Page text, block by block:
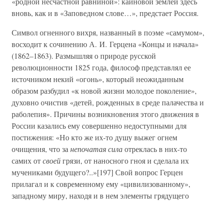
вновь, как и в «Заповедном слове…», предстает Россия.
Символ огненного вихря, названный в поэме «самумом»,
восходит к сочинению А. И. Герцена «Концы и начала»
(1862–1863). Размышляя о природе русской
революционности 1825 года, философ представлял ее
источником некий «огонь», который неожиданным
образом разбудил «к новой жизни молодое поколение»,
духовно очистив «детей, рожденных в среде палачества и
раболепия». Причины возникновения этого движения в
России казались ему совершенно недоступными для
постижения: «Но кто же их-то душу выжег огнем
очищения, что за непочатая силаотреклась в них-то
самих отсвоейгрязи, от наносного гноя и сделала их
мучениками будущего?..»[197] Свой вопрос Герцен
прилагал и к современному ему «цивилизованному»,
западному миру, находя и в нем элементы грядущего